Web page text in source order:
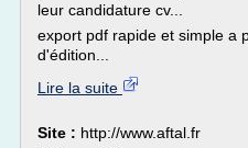
leur candidature cv...
export pdf rapide et simple a
d'édition...
Lire la suite
Site : http://www.aftal.fr